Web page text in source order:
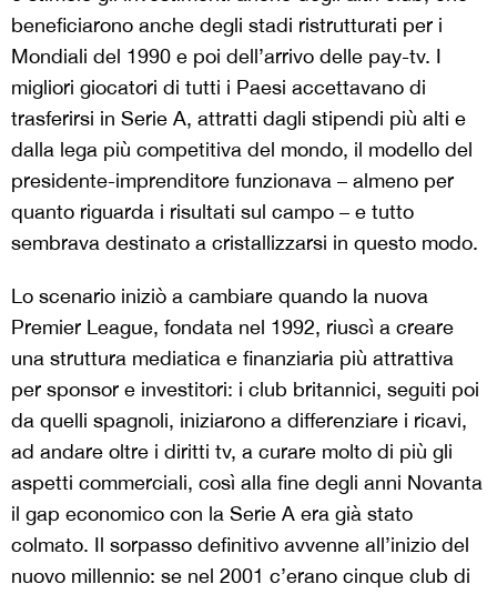
beneficiarono anche degli stadi ristrutturati per i
Mondiali del 1990 e poi dell’arrivo delle pay-tv. I
migliori giocatori di tutti i Paesi accettavano di
trasferirsi in Serie A, attratti dagli stipendi più alti e
dalla lega più competitiva del mondo, il modello del
presidente-imprenditore funzionava – almeno per
quanto riguarda i risultati sul campo – e tutto
sembrava destinato a cristallizzarsi in questo modo.
Lo scenario iniziò a cambiare quando la nuova
Premier League, fondata nel 1992, riuscì a creare
una struttura mediatica e finanziaria più attrattiva
per sponsor e investitori: i club britannici, seguiti poi
da quelli spagnoli, iniziarono a differenziare i ricavi,
ad andare oltre i diritti tv, a curare molto di più gli
aspetti commerciali, così alla fine degli anni Novanta
il gap economico con la Serie A era già stato
colmato. Il sorpasso definitivo avvenne all’inizio del
nuovo millennio: se nel 2001 c’erano cinque club di